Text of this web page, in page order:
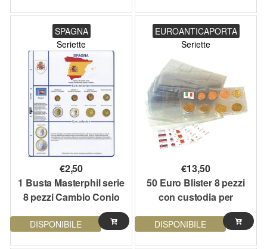
SPAGNA
Seriette
€2,50
1 Busta Masterphil serie
8 pezzi Cambio Conio
DISPONIBILE
EUROANTICAPORTA
Seriette
€13,50
50 Euro Blister 8 pezzi
con custodia per
collezionare e
conservare monete
DISPONIBILE